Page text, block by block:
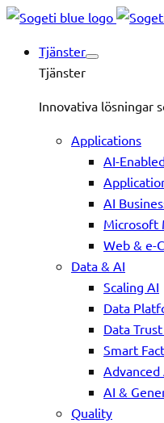
Tjänster
Tjänster
Innovativa lösningar
Applications
AI-
AI
Microsoft
Web & e-
Data & AI
Scaling AI
Data
Data
Smart
AI &
Quality